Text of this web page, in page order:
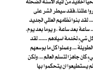
عالمنا..فقد سيطر الشر على
بنوا نظامهم العالمي الجديد
ساعة بعد ساعة ، و يوما بعد يوم،
شيءٍ لخدمة اسيادهم ...... لقد
... وعملوا كل ما بوسعهم
جاهزا لتسلم العالم ..، ولكن
يستطيعوا ان يتحكموا بها